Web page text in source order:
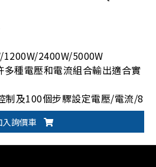
2400W/5000W
多種電壓和電流組合輸出適合實
制及100個步驟設定電壓/電流/8
面 SoftPanel
入詢價車